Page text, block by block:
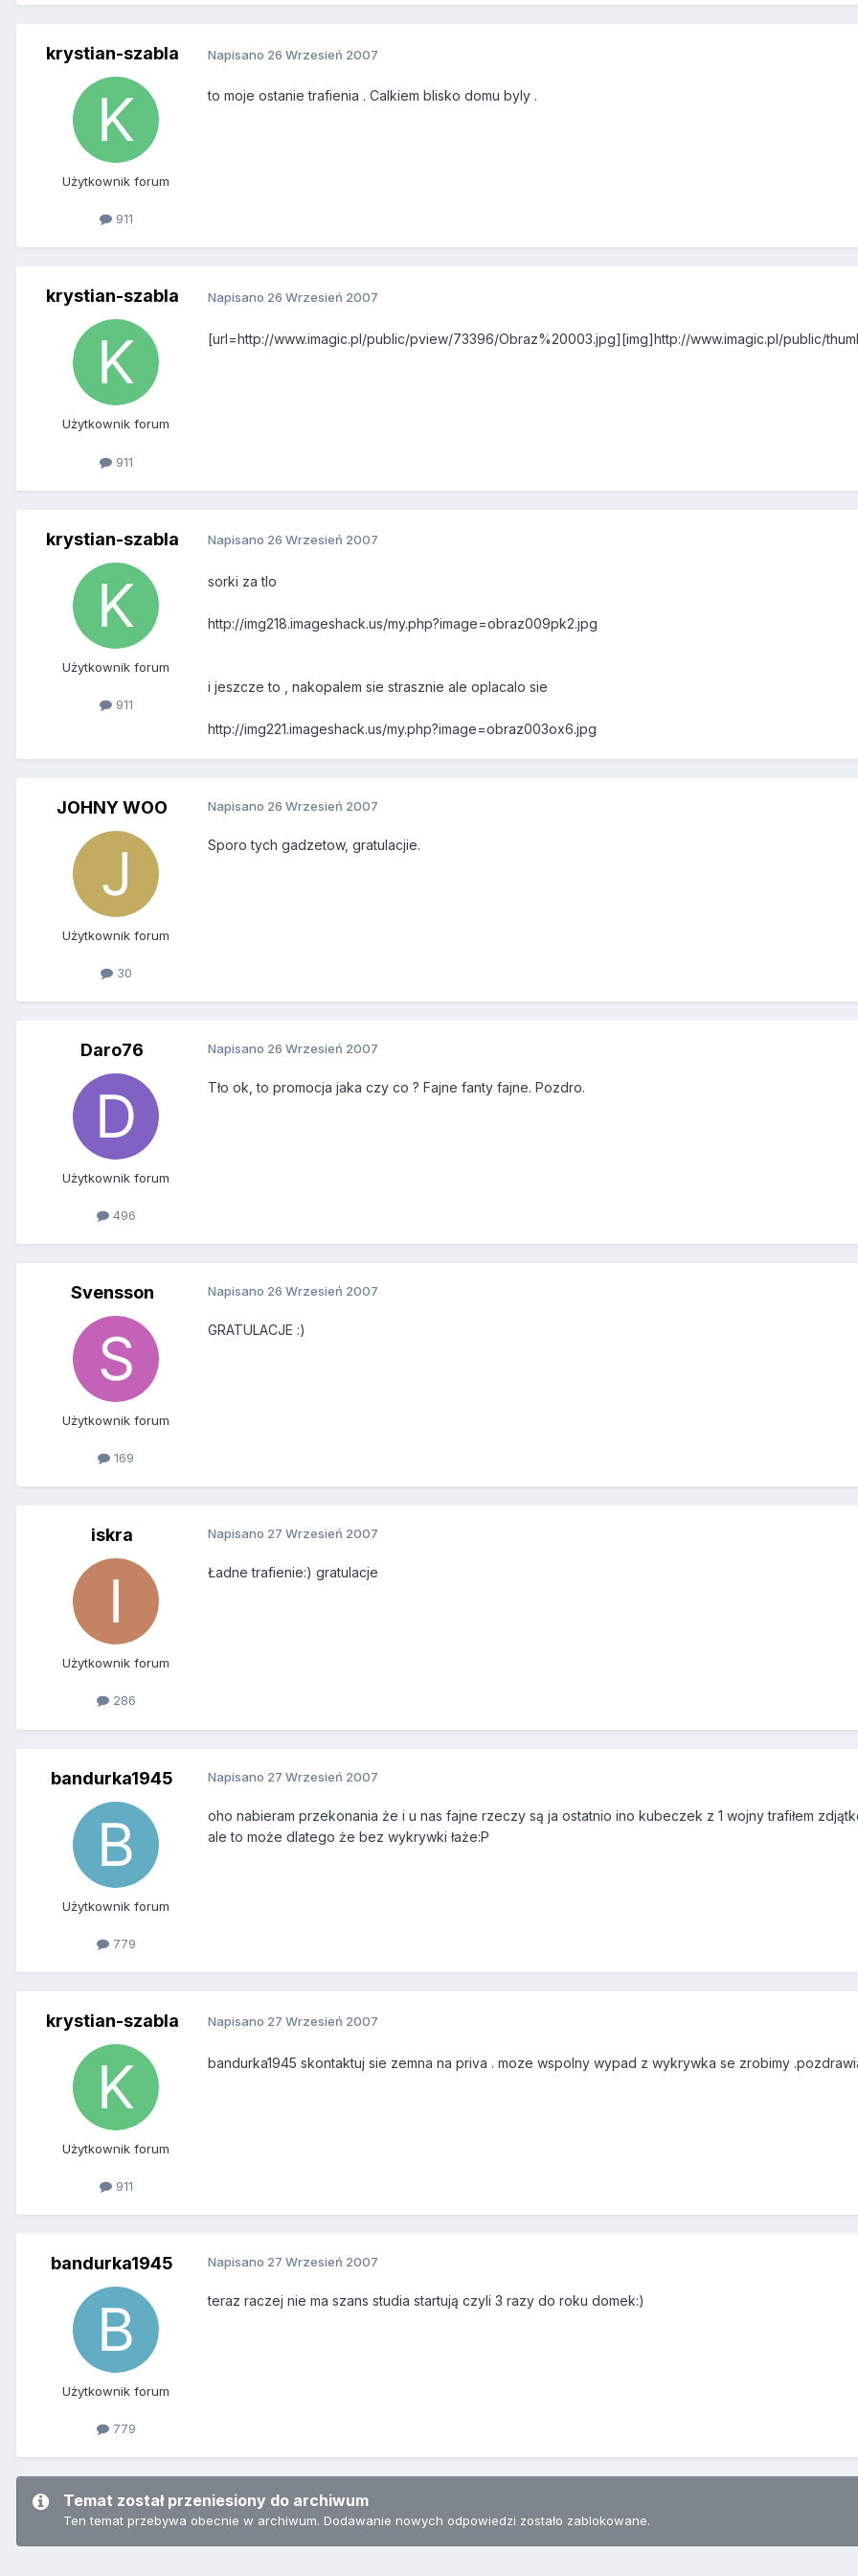
krystian-szabla
Użytkownik forum
911
Napisano 26 Wrzesień 2007
to moje ostanie trafienia . Calkiem blisko domu byly .
krystian-szabla
Użytkownik forum
911
Napisano 26 Wrzesień 2007
[url=http://www.imagic.pl/public/pview/73396/Obraz%20003.jpg][img]http://www.imagic.pl/public/
krystian-szabla
Użytkownik forum
911
Napisano 26 Wrzesień 2007
sorki za tlo
http://img218.imageshack.us/my.php?image=obraz009pk2.jpg
i jeszcze to , nakopalem sie strasznie ale oplacalo sie
http://img221.imageshack.us/my.php?image=obraz003ox6.jpg
JOHNY WOO
Użytkownik forum
30
Napisano 26 Wrzesień 2007
Sporo tych gadzetow, gratulacjie.
Daro76
Użytkownik forum
496
Napisano 26 Wrzesień 2007
Tło ok, to promocja jaka czy co ? Fajne fanty fajne. Pozdro.
Svensson
Użytkownik forum
169
Napisano 26 Wrzesień 2007
GRATULACJE :)
iskra
Użytkownik forum
286
Napisano 27 Wrzesień 2007
Ładne trafienie:) gratulacje
bandurka1945
Użytkownik forum
779
Napisano 27 Wrzesień 2007
oho nabieram przekonania że i u nas fajne rzeczy są ja ostatnio ino kubeczek z 1 wojny trafiłem
ale to może dlatego że bez wykrywki łaże:P
krystian-szabla
Użytkownik forum
911
Napisano 27 Wrzesień 2007
bandurka1945 skontaktuj sie zemna na priva . moze wspolny wypad z wykrywka se zrobimy
bandurka1945
Użytkownik forum
779
Napisano 27 Wrzesień 2007
teraz raczej nie ma szans studia startują czyli 3 razy do roku domek:)
Temat został przeniesiony do archiwum
Ten temat przebywa obecnie w archiwum. Dodawanie nowych odpowiedzi zostało zablokowane.